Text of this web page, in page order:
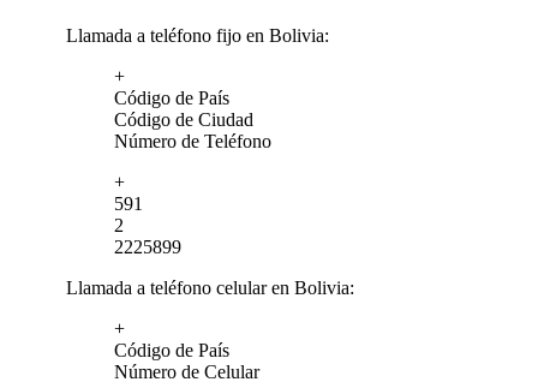
Llamada a teléfono fijo en Bolivia:
+
Código de País
Código de Ciudad
Número de Teléfono
+
591
2
2225899
Llamada a teléfono celular en Bolivia:
+
Código de País
Número de Celular